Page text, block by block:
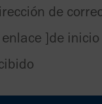
de
]de inicio